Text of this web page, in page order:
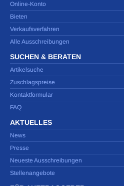
Online-Konto
Bieten
Verkaufsverfahren
Alle Ausschreibungen
SUCHEN & BERATEN
Artikelsuche
Zuschlagspreise
Kontaktformular
FAQ
AKTUELLES
News
Presse
Neueste Ausschreibungen
Stellenangebote